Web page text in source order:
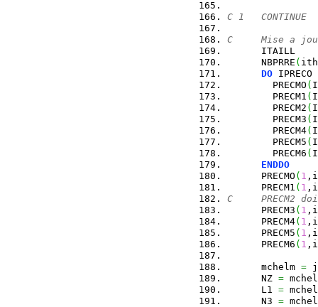
C 1   CONTINUE
C     Mise a jour
      NBPRRE
(
DO IPRECO
        PRECMO
(
        PRECM1
(
        PRECM2
(
        PRECM3
(
        PRECM4
(
        PRECM5
(
        PRECM6
(
ENDDO
      PRECMO
( 1
      PRECM1
( 1
C     PRECM2
      PRECM3
( 1
      PRECM4
( 1
      PRECM5
( 1
      PRECM6
( 1
      mchelm
=
      NZ
=
      L1
=
      N3
=